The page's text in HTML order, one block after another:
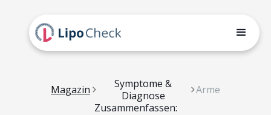
Magazin
Symptome &
Diagnose
Arme
Zusammenfassen: